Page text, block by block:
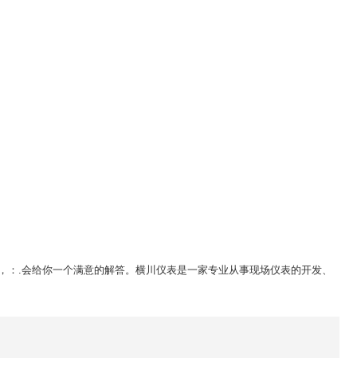
.会给你一个满意的解答。横川 仪表是一家专业从事现场仪表的开发、